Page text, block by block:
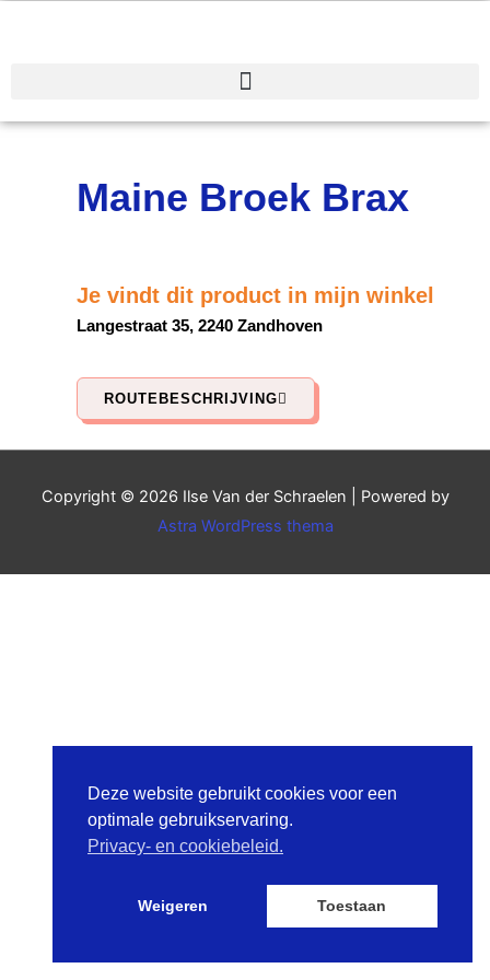
Maine Broek Brax
Je vindt dit product in mijn winkel
Langestraat 35, 2240 Zandhoven
ROUTEBESCHRIJVING
Copyright © 2026 Ilse Van der Schraelen | Powered by
Astra WordPress thema
Deze website gebruikt cookies voor een
optimale gebruikservaring.
Privacy- en cookiebeleid.
Weigeren Toestaan